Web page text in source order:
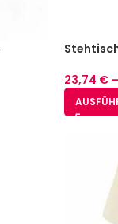
23,74 € –